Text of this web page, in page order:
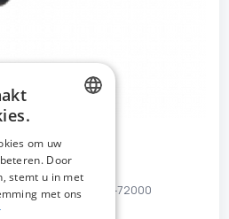
klem Var PR-72000
FRENCH
ENGLISH
om uw
Door
stemt u in met
met ons